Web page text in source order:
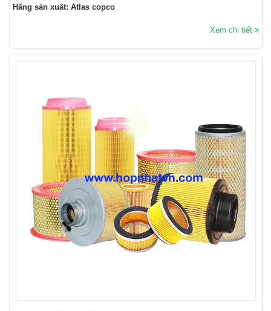
Hãng sản xuất: Atlas copco
Xem chi tiết